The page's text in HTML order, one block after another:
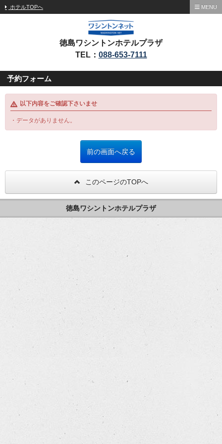
ホテルTOPへ MENU
徳島ワシントンホテルプラザ
TEL： 088-653-7111
予約フォーム
以下内容をご確認下さいませ
・データがありません。
このページのTOPへ
徳島ワシントンホテルプラザ